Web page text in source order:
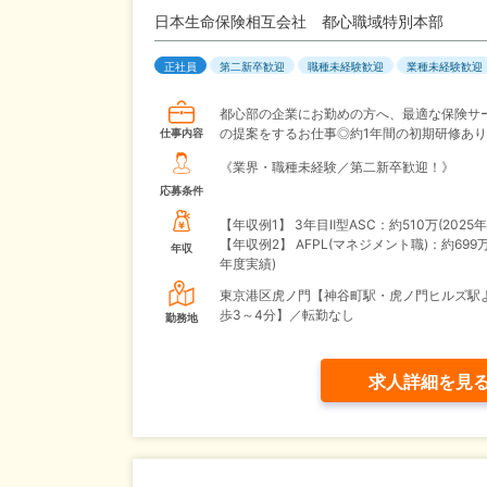
日本生命保険相互会社 都心職域特別本部
正社員 第二新卒歓迎 職種未経験歓迎 業種未経験歓迎
仕事内容
都心部の企業にお勤めの方へ、最適な保険サ
の提案をするお仕事◎約1年間の初期研修あり
応募条件
《業界・職種未経験／第二新卒歓迎！》
年収
【年収例1】
3年目Ⅱ型ASC：約510万(2025
【年収例2】
AFPL(マネジメント職)：約699
年度実績)
勤務地
東京港区虎ノ門【神谷町駅・虎ノ門ヒルズ駅
歩3～4分】／転勤なし
求人詳細を見